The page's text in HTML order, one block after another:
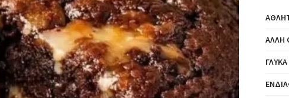
ΆΛΛΗ
ΓΛΥΚΆ